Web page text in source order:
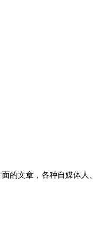
的文章，各种自媒体